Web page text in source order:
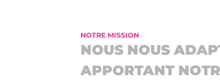
NOTRE MISSION
NOUS NOUS
APPORTANT